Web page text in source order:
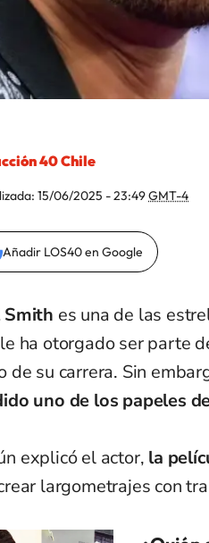
40 Chile
15/06/2025 - 23:49GMT-4
Añadir LOS40 en Google
es una de las
ha otorgado ser parte
de su carrera. Sin
uno de los papeles
explicó el actor, la
largometrajes con